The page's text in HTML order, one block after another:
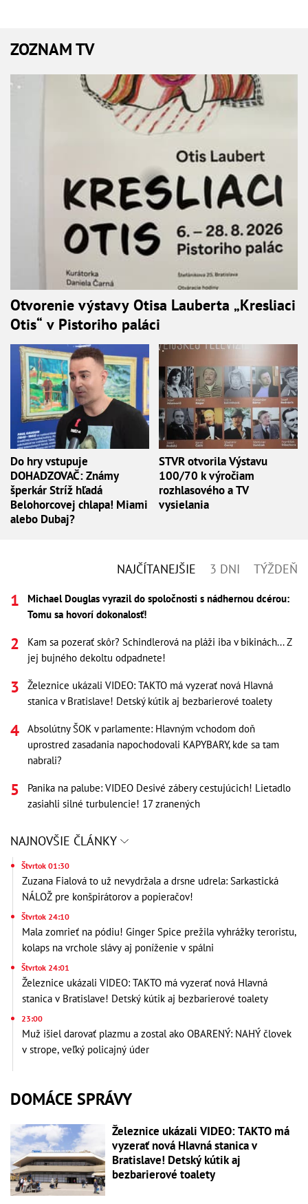
ZOZNAM TV
Otvorenie výstavy Otisa Lauberta „Kresliaci
Otis“ v Pistoriho paláci
Do hry vstupuje
DOHADZOVAČ: Známy
šperkár Stríž hľadá
Belohorcovej chlapa! Miami
alebo Dubaj?
STVR otvorila Výstavu
100/70 k výročiam
rozhlasového a TV
vysielania
NAJČÍTANEJŠIE 3 DNI TÝŽDEŇ
Michael Douglas vyrazil do spoločnosti s nádhernou dcérou:
Tomu sa hovorí dokonalosť!
Kam sa pozerať skôr? Schindlerová na pláži iba v bikinách... Z
jej bujného dekoltu odpadnete!
Železnice ukázali VIDEO: TAKTO má vyzerať nová Hlavná
stanica v Bratislave! Detský kútik aj bezbarierové toalety
Absolútny ŠOK v parlamente: Hlavným vchodom doň
uprostred zasadania napochodovali KAPYBARY, kde sa tam
nabrali?
Panika na palube: VIDEO Desivé zábery cestujúcich! Lietadlo
zasiahli silné turbulencie! 17 zranených
NAJNOVŠIE ČLÁNKY
Štvrtok 01:30
Zuzana Fialová to už nevydržala a drsne udrela: Sarkastická
NÁLOŽ pre konšpirátorov a popieračov!
Štvrtok 24:10
Mala zomrieť na pódiu! Ginger Spice prežila vyhrážky teroristu,
kolaps na vrchole slávy aj poníženie v spálni
Štvrtok 24:01
Železnice ukázali VIDEO: TAKTO má vyzerať nová Hlavná
stanica v Bratislave! Detský kútik aj bezbarierové toalety
23:00
Muž išiel darovať plazmu a zostal ako OBARENÝ: NAHÝ človek
v strope, veľký policajný úder
DOMÁCE SPRÁVY
Železnice ukázali VIDEO: TAKTO má
vyzerať nová Hlavná stanica v
Bratislave! Detský kútik aj
bezbarierové toalety